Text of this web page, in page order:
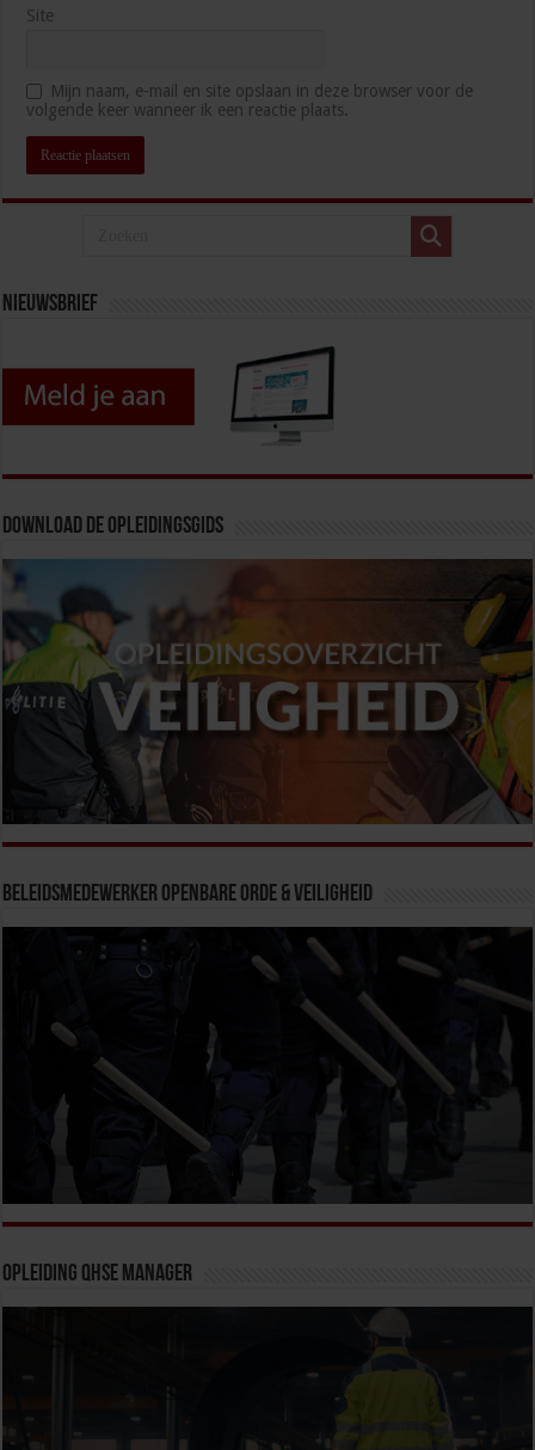
Site
Mijn naam, e-mail en site opslaan in deze browser voor de
volgende keer wanneer ik een reactie plaats.
Nieuwsbrief
Download de opleidingsgids
Beleidsmedewerker Openbare Orde & Veiligheid
Opleiding QHSE Manager